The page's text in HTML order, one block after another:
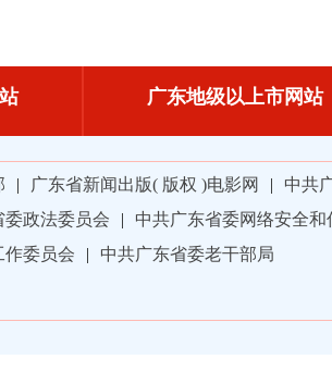
广东地级以上市网站
| 广东省新闻出版( 版权 )电影网 | 中共
委政法委员会 | 中共广东省委网络安全
作委员会 | 中共广东省委老干部局